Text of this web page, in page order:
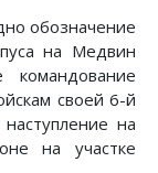
обозначение
на Медвин
своей 6-й
на
на участке